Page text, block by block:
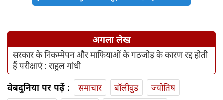
अगला लेख
सरकार के निकम्मेपन और माफियाओं के गठजोड़ के कारण रद्द होती
हैं परीक्षाएं : राहुल गांधी
वेबदुनिया पर पढ़ें : समाचार बॉलीवुड
ज्योतिष